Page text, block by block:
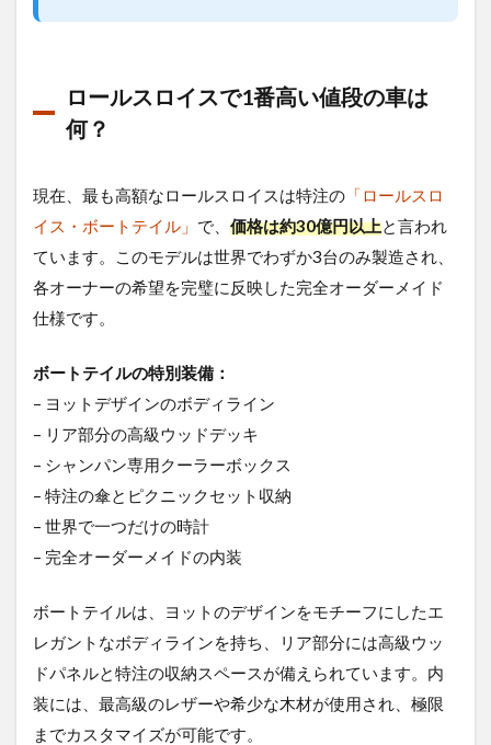
ロールスロイスで1番高い値段の車は
何？
現在、最も高額なロールスロイスは特注の 「ロールスロ
イス・ボートテイル」 で、 価格は約30億円以上と言われ
ています。このモデルは世界でわずか3台のみ製造され、
各オーナーの希望を完璧に反映した完全オーダーメイド
仕様です。
ボートテイルの特別装備：
– ヨットデザインのボディライン
– リア部分の高級ウッドデッキ
– シャンパン専用クーラーボックス
– 特注の傘とピクニックセット収納
– 世界で一つだけの時計
– 完全オーダーメイドの内装
ボートテイルは、ヨットのデザインをモチーフにしたエ
レガントなボディラインを持ち、リア部分には高級ウッ
ドパネルと特注の収納スペースが備えられています。内
装には、最高級のレザーや希少な木材が使用され、極限
までカスタマイズが可能です。